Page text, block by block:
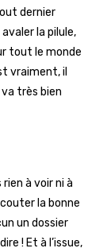
dernier
la pilule,
tout le monde
vraiment, il
très bien
à voir ni à
la bonne
un dossier
! Et à l’issue,